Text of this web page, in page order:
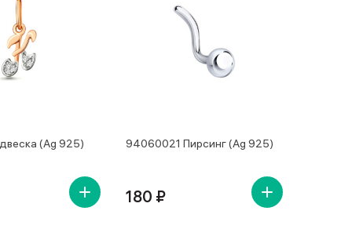
(Ag 925) 94060021 Пирсинг (Ag 925)
180 ₽